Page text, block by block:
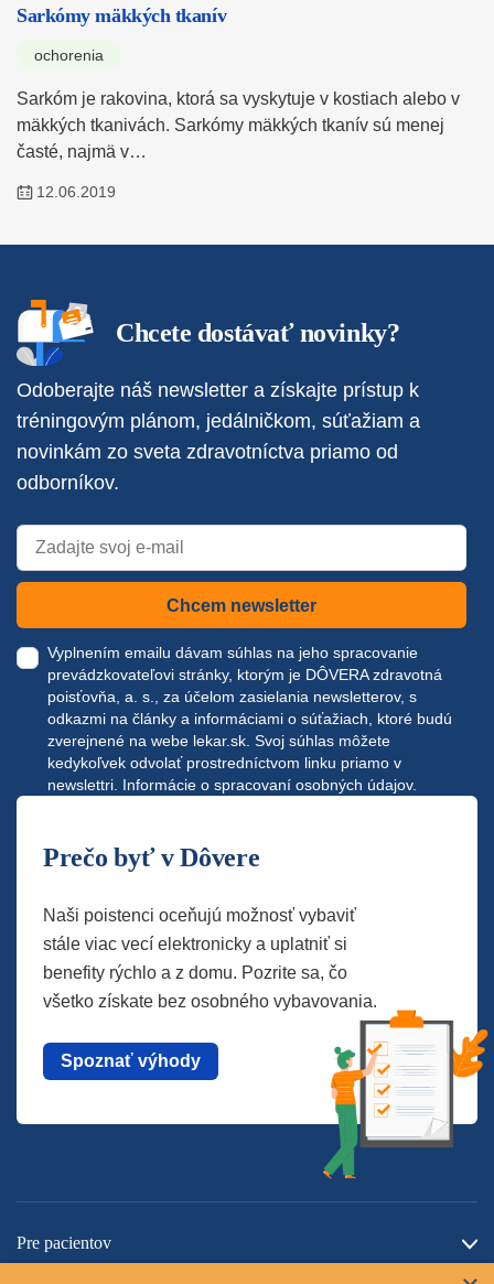
Sarkómy mäkkých tkanív
ochorenia
Sarkóm je rakovina, ktorá sa vyskytuje v kostiach alebo v
mäkkých tkanivách. Sarkómy mäkkých tkanív sú menej
časté, najmä v…
12.06.2019
Chcete dostávať novinky?
Odoberajte náš newsletter a získajte prístup k
tréningovým plánom, jedálničkom, súťažiam a
novinkám zo sveta zdravotníctva priamo od
odborníkov.
Chcem newsletter
Vyplnením emailu dávam súhlas na jeho spracovanie
prevádzkovateľovi stránky, ktorým je DÔVERA zdravotná
poisťovňa, a. s., za účelom zasielania newsletterov, s
odkazmi na články a informáciami o súťažiach, ktoré budú
zverejnené na webe lekar.sk. Svoj súhlas môžete
kedykoľvek odvolať prostredníctvom linku priamo v
newslettri. Informácie o spracovaní osobných údajov.
Prečo byť v Dôvere
Naši poistenci oceňujú možnosť vybaviť
stále viac vecí elektronicky a uplatniť si
benefity rýchlo a z domu. Pozrite sa, čo
všetko získate bez osobného vybavovania.
Spoznať výhody
Pre pacientov